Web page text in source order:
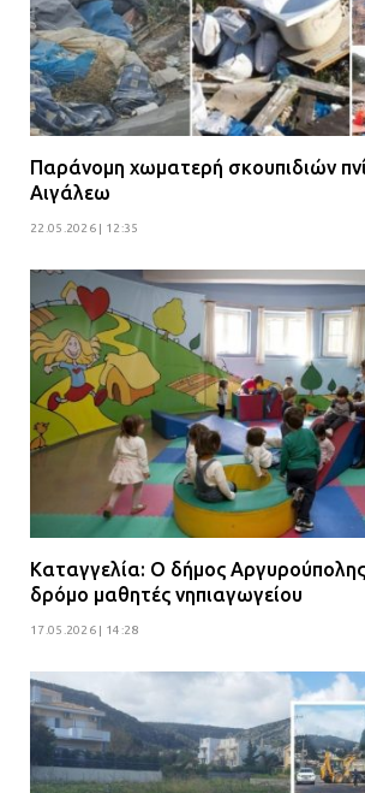
Παράνομη χωματερή σκουπιδιών
Αιγάλεω
22.05.2026 | 12:35
Καταγγελία: Ο δήμος
δρόμο μαθητές νηπιαγωγείου
17.05.2026 | 14:28